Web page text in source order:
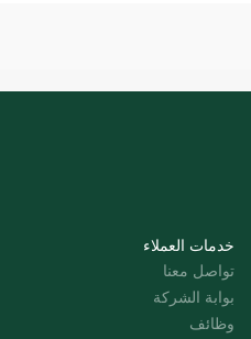
خدمات العملاء
تواصل معنا
بوابة الشركة
وظائف